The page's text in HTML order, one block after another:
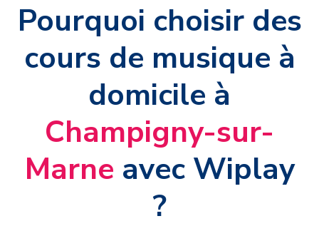
Pourquoi choisir des
cours de musique à
domicile à
Champigny-sur-
Marne avec Wiplay
?